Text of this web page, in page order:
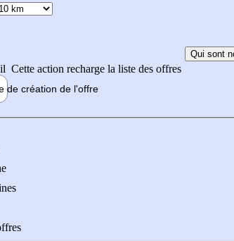
Cette action recharge la liste des offres
Qui sont
de création de l'offre